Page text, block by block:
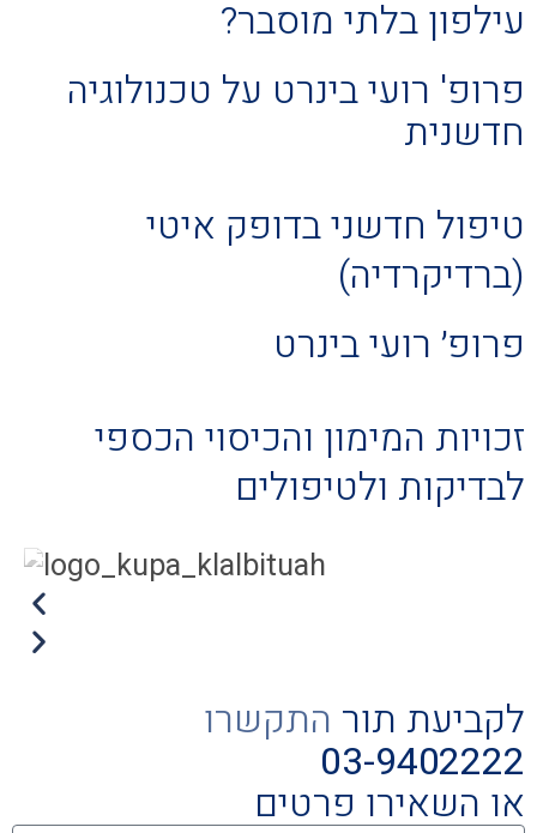
טיפול חדשני בדופק איטי
(ברדיקרדיה)
פרופ׳ רועי בינרט
עילפון בלתי מוסבר?
פרופ' רועי בינרט על טכנולוגיה
חדשנית
זכויות המימון והכיסוי הכספי
לבדיקות ולטיפולים
לקביעת תור התקשרו
03-9402222
או השאירו פרטים